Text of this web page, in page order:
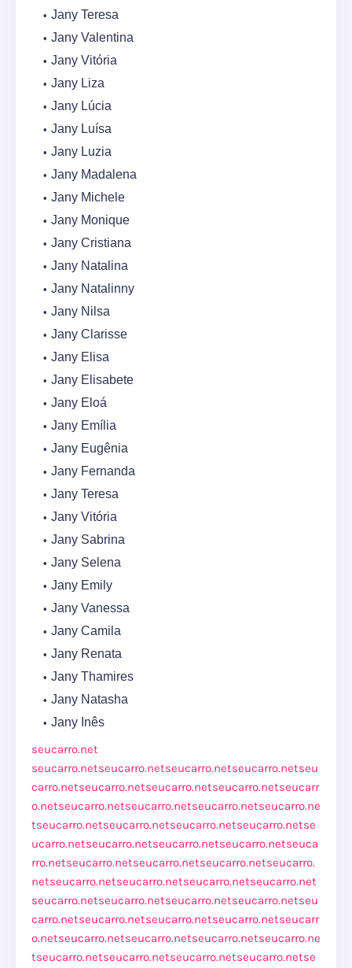
Jany Teresa
Jany Valentina
Jany Vitória
Jany Liza
Jany Lúcia
Jany Luísa
Jany Luzia
Jany Madalena
Jany Michele
Jany Monique
Jany Cristiana
Jany Natalina
Jany Natalinny
Jany Nilsa
Jany Clarisse
Jany Elisa
Jany Elisabete
Jany Eloá
Jany Emília
Jany Eugênia
Jany Fernanda
Jany Teresa
Jany Vitória
Jany Sabrina
Jany Selena
Jany Emily
Jany Vanessa
Jany Camila
Jany Renata
Jany Thamires
Jany Natasha
Jany Inês
seucarro.net
seucarro.netseucarro.netseucarro.netseucarro.netseu
carro.netseucarro.netseucarro.netseucarro.netseucarr
o.netseucarro.netseucarro.netseucarro.netseucarro.ne
tseucarro.netseucarro.netseucarro.netseucarro.netse
ucarro.netseucarro.netseucarro.netseucarro.netseuca
rro.netseucarro.netseucarro.netseucarro.netseucarro.
netseucarro.netseucarro.netseucarro.netseucarro.net
seucarro.netseucarro.netseucarro.netseucarro.netseu
carro.netseucarro.netseucarro.netseucarro.netseucarr
o.netseucarro.netseucarro.netseucarro.netseucarro.ne
tseucarro.netseucarro.netseucarro.netseucarro.netse